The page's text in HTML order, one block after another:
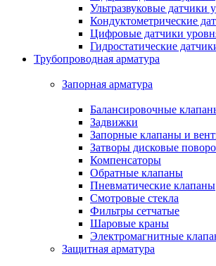
Ультразвуковые датчики
Кондуктометрические
Цифровые датчики
Гидростатические
Трубопроводная арматура
Запорная арматура
Балансировочные
Задвижки
Запорные клапаны и
Затворы дисковые
Компенсаторы
Обратные клапаны
Пневматические клапаны
Смотровые стекла
Фильтры сетчатые
Шаровые краны
Электромагнитные
Защитная арматура